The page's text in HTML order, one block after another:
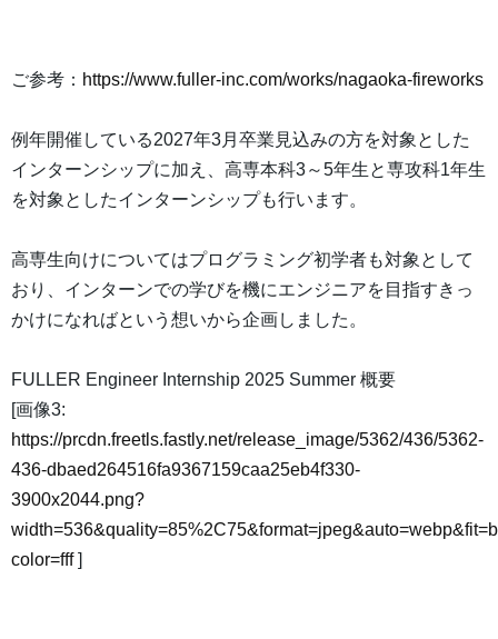
ご参考： https://www.fuller-inc.com/works/nagaoka-fireworks
例年開催している2027年3月卒業見込みの方を対象とした
インターンシップに加え、高専本科3～5年生と専攻科1年生
を対象としたインターンシップも行います。
高専生向けについてはプログラミング初学者も対象として
おり、インターンでの学びを機にエンジニアを目指すきっ
かけになればという想いから企画しました。
FULLER Engineer Internship 2025 Summer 概要
[画像3:
https://prcdn.freetls.fastly.net/release_image/5362/436/5362-
436-dbaed264516fa9367159caa25eb4f330-
3900x2044.png?
color=fff]